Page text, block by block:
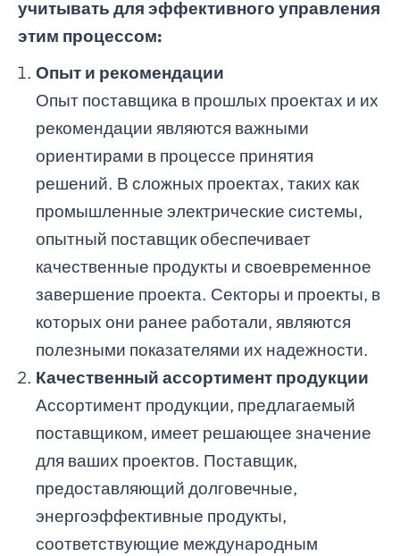
учитывать для эффективного управления
этим процессом:
Опыт и рекомендации
Опыт поставщика в прошлых проектах и их
рекомендации являются важными
ориентирами в процессе принятия
решений. В сложных проектах, таких как
промышленные электрические системы,
опытный поставщик обеспечивает
качественные продукты и своевременное
завершение проекта. Секторы и проекты, в
которых они ранее работали, являются
полезными показателями их надежности.
Качественный ассортимент продукции
Ассортимент продукции, предлагаемый
поставщиком, имеет решающее значение
для ваших проектов. Поставщик,
предоставляющий долговечные,
энергоэффективные продукты,
соответствующие международным